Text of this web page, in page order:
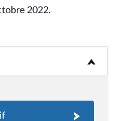
2022.
b>